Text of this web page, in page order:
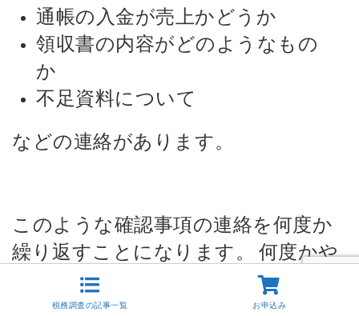
通帳の入金が売上かどうか
領収書の内容がどのようなもの
か
不足資料について
などの連絡があります。
このような確認事項の連絡を何度か
繰り返すことになります。 何度かや
り取りをして税務署側の確認がすべ
てできたところで結果報告となりま
税務調査の記事一覧 お申込み